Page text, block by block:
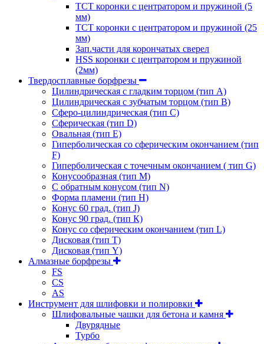
ТСТ коронки с центратором и пружиной (5
мм)
ТСТ коронки с центратором и пружиной (25
мм)
Зап.части для корончатых сверел
HSS коронки с центратором и пружиной
(2мм)
Твердосплавные борфрезы
Цилиндрическая с гладким торцом (тип А)
Цилиндрическая с зубчатым торцом (тип В)
Сферо-цилиндрическая (тип С)
Сферическая (тип D)
Овальная (тип Е)
Гиперболическая со сферическим окончанием (тип
F)
Гиперболическая с точечным окончанием ( тип G)
Конусообразная (тип М)
C обратным конусом (тип N)
Форма пламени (тип H)
Конус 60 град. (тип J)
Конус 90 град. (тип К)
Конус со сферическим окончанием (тип L)
Дисковая (тип Т)
Дисковая (тип Y)
Алмазные борфрезы
FS
CS
AS
Инструмент для шлифовки и полировки
Шлифовальные чашки для бетона и камня
Двурядные
Турбо